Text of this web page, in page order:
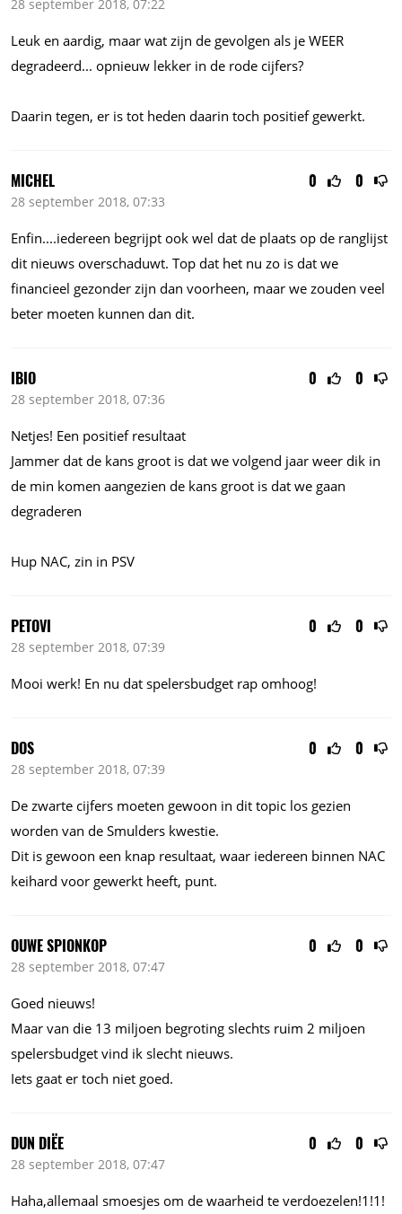
28 september 2018, 07:22
Leuk en aardig, maar wat zijn de gevolgen als je WEER
degradeerd... opnieuw lekker in de rode cijfers?
Daarin tegen, er is tot heden daarin toch positief gewerkt.
0 0
MICHEL
28 september 2018, 07:33
Enfin....iedereen begrijpt ook wel dat de plaats op de ranglijst
dit nieuws overschaduwt. Top dat het nu zo is dat we
financieel gezonder zijn dan voorheen, maar we zouden veel
beter moeten kunnen dan dit.
0 0
IBIO
28 september 2018, 07:36
Netjes! Een positief resultaat
Jammer dat de kans groot is dat we volgend jaar weer dik in
de min komen aangezien de kans groot is dat we gaan
degraderen
Hup NAC, zin in PSV
0 0
PETOVI
28 september 2018, 07:39
Mooi werk! En nu dat spelersbudget rap omhoog!
0 0
DOS
28 september 2018, 07:39
De zwarte cijfers moeten gewoon in dit topic los gezien
worden van de Smulders kwestie.
Dit is gewoon een knap resultaat, waar iedereen binnen NAC
keihard voor gewerkt heeft, punt.
0 0
OUWE SPIONKOP
28 september 2018, 07:47
Goed nieuws!
Maar van die 13 miljoen begroting slechts ruim 2 miljoen
spelersbudget vind ik slecht nieuws.
Iets gaat er toch niet goed.
0 0
DUN DIËE
28 september 2018, 07:47
Haha,allemaal smoesjes om de waarheid te verdoezelen!1!1!